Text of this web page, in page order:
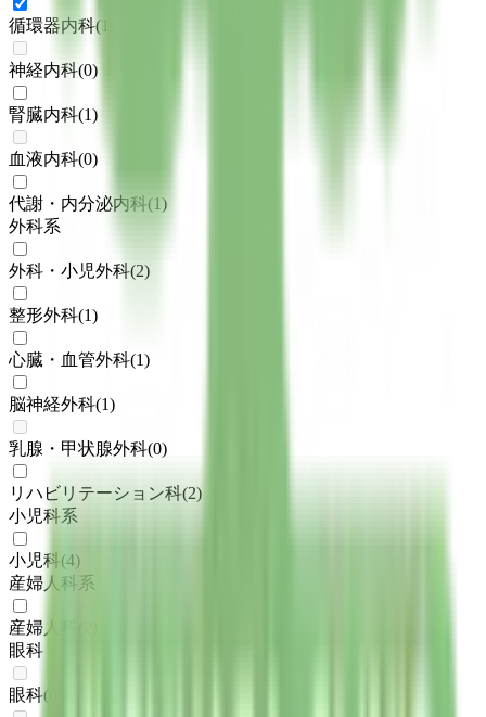
循環器内科(
神経内科(0)
腎臓内科(1)
血液内科(0)
代謝・内分泌内科(1)
外科系
外科・小児外科(2)
整形外科(1)
心臓・血管外科(1)
脳神経外科(1)
乳腺・甲状腺外科(0)
リハビリテーション科(2)
小児科系
小児科(4)
産婦人科系
産婦人科
眼科・耳鼻科・皮膚科・アレルギー科系
眼科(